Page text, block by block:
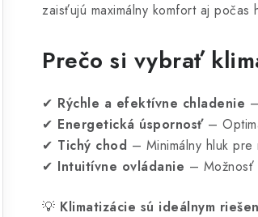
zaisťujú maximálny komfort aj počas
Prečo si vybrať
✔ Rýchle a efektívne chladenie
✔ Energetická úspornosť–
✔ Tichý chod – Minimálny hluk
✔ Intuitívne ovládanie – Možnosť
💡 Klimatizácie sú ideálnym